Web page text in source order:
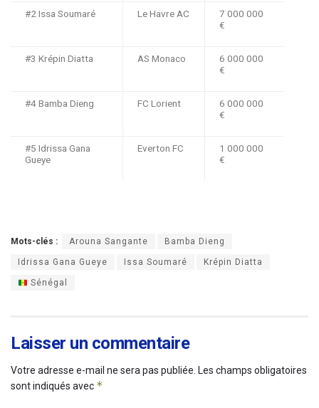
#2 Issa Soumaré Le Havre AC
7 000 000
€
#3 Krépin Diatta AS Monaco
6 000 000
€
#4 Bamba Dieng FC Lorient
6 000 000
€
#5 Idrissa Gana
Gueye
Everton FC
1 000 000
€
Mots-clés : Arouna Sangante Bamba Dieng
Idrissa Gana Gueye Issa Soumaré Krépin Diatta
Sénégal
Laisser un commentaire
Votre adresse e-mail ne sera pas publiée. Les champs obligatoires
sont indiqués avec *